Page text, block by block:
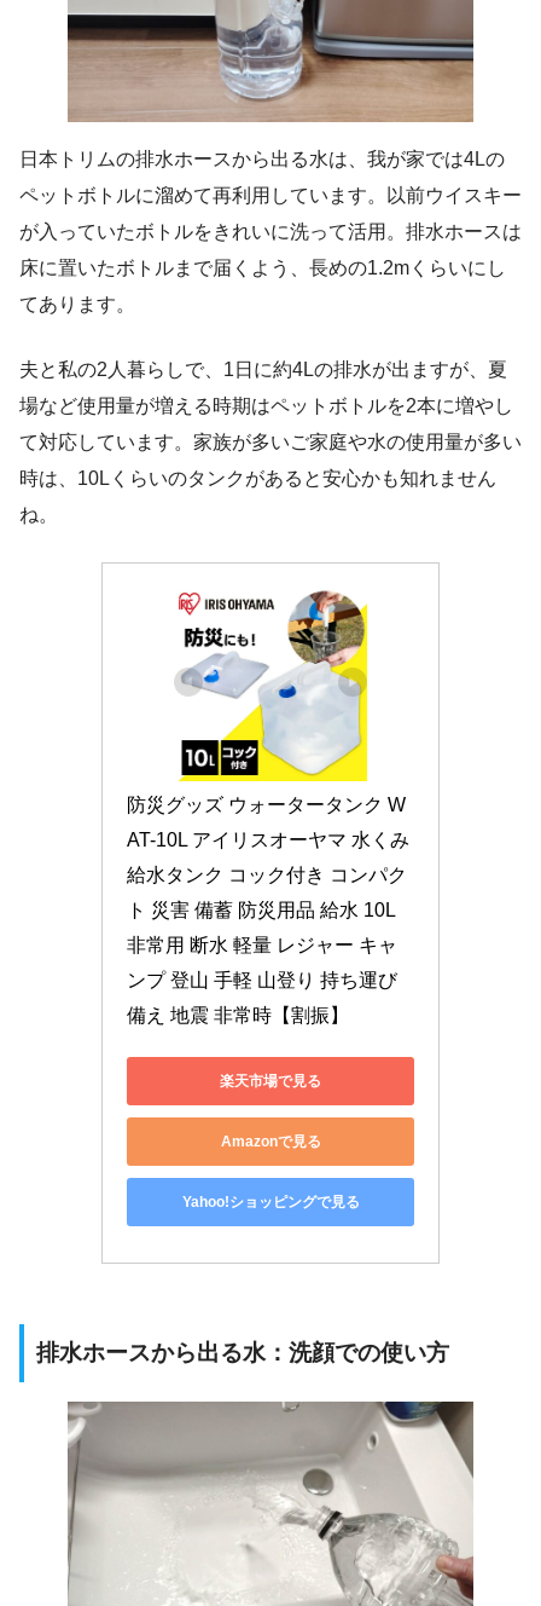
日本トリムの排水ホースから出る水は、我が家では4Lの
ペットボトルに溜めて再利用しています。以前ウイスキー
が入っていたボトルをきれいに洗って活用。排水ホースは
床に置いたボトルまで届くよう、長めの1.2mくらいにし
てあります。
夫と私の2人暮らしで、1日に約4Lの排水が出ますが、夏
場など使用量が増える時期はペットボトルを2本に増やし
て対応しています。家族が多いご家庭や水の使用量が多い
時は、10Lくらいのタンクがあると安心かも知れません
ね。
防災グッズ ウォータータンク W
AT-10L アイリスオーヤマ 水くみ
給水タンク コック付き コンパク
ト 災害 備蓄 防災用品 給水 10L
非常用 断水 軽量 レジャー キャ
ンプ 登山 手軽 山登り 持ち運び
備え 地震 非常時【割振】
楽天市場で見る
Amazonで見る
Yahoo!ショッピングで見る
排水ホースから出る水：洗顔での使い方